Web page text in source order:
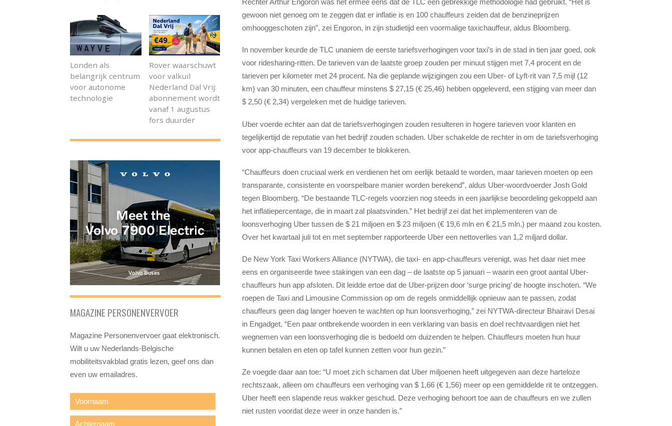
Rechter Arthur Engoron was het ermee eens dat de TLC een gebrekkige methodologie had gebruikt. “Het is
gewoon niet genoeg om te zeggen dat er inflatie is en 100 chauffeurs zeiden dat de benzineprijzen
omhooggeschoten zijn”, zei Engoron, in zijn studietijd een voormalige taxichauffeur, aldus Bloomberg.
In november keurde de TLC unaniem de eerste tariefsverhogingen voor taxi’s in de stad in tien jaar goed, ook
voor ridesharing-ritten. De tarieven van de laatste groep zouden per minuut stijgen met 7,4 procent en de
tarieven per kilometer met 24 procent. Na die geplande wijzigingen zou een Uber- of Lyft-rit van 7,5 mijl (12
km) van 30 minuten, een chauffeur minstens $ 27,15 (€ 25,46) hebben opgeleverd, een stijging van meer dan
$ 2,50 (€ 2,34) vergeleken met de huidige tarieven.
Uber voerde echter aan dat de tariefsverhogingen zouden resulteren in hogere tarieven voor klanten en
tegelijkertijd de reputatie van het bedrijf zouden schaden. Uber schakelde de rechter in om de tariefsverhoging
voor app-chauffeurs van 19 december te blokkeren.
“Chauffeurs doen cruciaal werk en verdienen het om eerlijk betaald te worden, maar tarieven moeten op een
transparante, consistente en voorspelbare manier worden berekend”, aldus Uber-woordvoerder Josh Gold
tegen Bloomberg. “De bestaande TLC-regels voorzien nog steeds in een jaarlijkse beoordeling gekoppeld aan
het inflatiepercentage, die in maart zal plaatsvinden.” Het bedrijf zei dat het implementeren van de
loonsverhoging Uber tussen de $ 21 miljoen en $ 23 miljoen (€ 19,6 mln en € 21,5 mln.) per maand zou kosten.
Over het kwartaal juli tot en met september rapporteerde Uber een nettoverlies van 1,2 miljard dollar.
De New York Taxi Workers Alliance (NYTWA), die taxi- en app-chauffeurs verenigt, was het daar niet mee
eens en organiseerde twee stakingen van een dag – de laatste op 5 januari – waarin een groot aantal Uber-
chauffeurs hun app afsloten. Dit leidde ertoe dat de Uber-prijzen door ‘surge pricing’ de hoogte inschoten. “We
roepen de Taxi and Limousine Commission op om de regels onmiddellijk opnieuw aan te passen, zodat
chauffeurs geen dag langer hoeven te wachten op hun loonsverhoging,” zei NYTWA-directeur Bhairavi Desai
in Engadget. “Een paar ontbrekende woorden in een verklaring van basis en doel rechtvaardigen niet het
wegnemen van een loonsverhoging die is bedoeld om duizenden te helpen. Chauffeurs moeten hun huur
kunnen betalen en eten op tafel kunnen zetten voor hun gezin.”
Ze voegde daar aan toe: “U moet zich schamen dat Uber miljoenen heeft uitgegeven aan deze harteloze
rechtszaak, alleen om chauffeurs een verhoging van $ 1,66 (€ 1,56) meer op een gemiddelde rit te ontzeggen.
Uber heeft een slapende reus wakker geschud. Deze verhoging behoort toe aan de chauffeurs en we zullen
niet rusten voordat deze weer in onze handen is.”
Londen als
belangrijk centrum
voor autonome
technologie
Rover waarschuwt
voor valkuil
Nederland Dal Vrij:
abonnement wordt
vanaf 1 augustus
fors duurder
MAGAZINE PERSONENVERVOER
Magazine Personenvervoer gaat elektronisch.
Wilt u uw Nederlands-Belgische
mobiliteitsvakblad gratis lezen, geef ons dan
even uw emailadres.